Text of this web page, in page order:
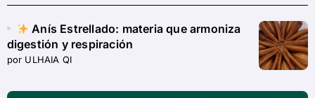
Anís Estrellado: materia que armoniza
digestión y respiración
por ULHAIA QI